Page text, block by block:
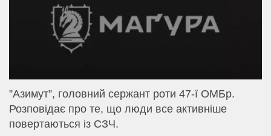
⁨”Азимут”, головний сержант роти 47-ї ОМБр.
Розповідає про те, що люди все активніше
повертаються із СЗЧ.